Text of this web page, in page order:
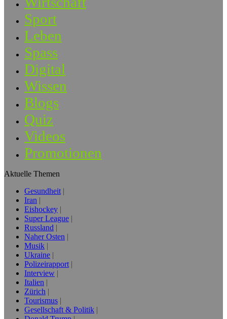
Sport
Leben
Spass
Digital
Wissen
Blogs
Quiz
Videos
Promotionen
Aktuelle Themen
Gesundheit
Iran
Eishockey
Super League
Russland
Naher Osten
Musik
Ukraine
Polizeirapport
Interview
Italien
Zürich
Tourismus
Gesellschaft & Politik